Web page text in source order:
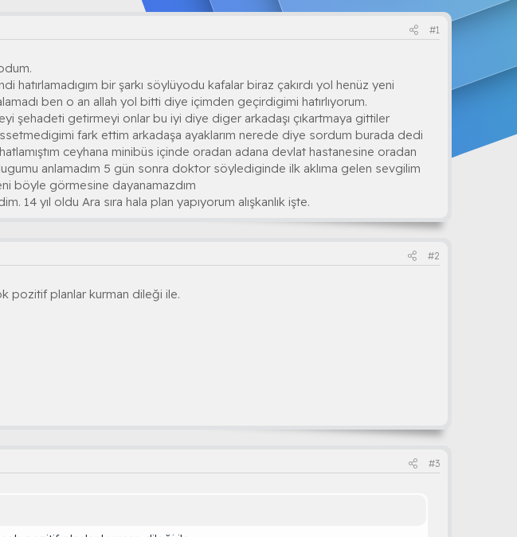
#1
bir şarkı söylüyodu kafalar biraz çakırdı yol henüz yeni
ben o an allah yol bitti diye içimden geçirdigimi hatırlıyorum.
şehadeti getirmeyi onlar bu iyi diye diger arkadaşı çıkartmaya gittiler
fark ettim arkadaşa ayaklarım nerede diye sordum burada dedi
ceyhana minibüs içinde oradan adana devlat hastanesine oradan
anlamadım 5 gün sonra doktor söylediginde ilk aklıma gelen sevgilim
böyle görmesine dayanamazdım
14 yıl oldu Ara sıra hala plan yapıyorum alışkanlık işte.
#2
pozitif planlar kurman dileği ile.
#3